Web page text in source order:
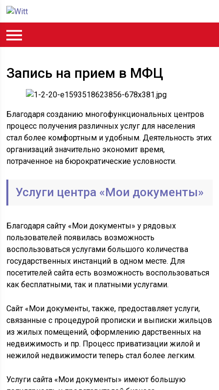
Запись на прием в МФЦ
Благодаря созданию многофункциональных центров
процесс получения различных услуг для населения
стал более комфортным и удобным. Деятельность этих
организаций значительно экономит время,
потраченное на бюрократические условности.
Услуги центра «Мои документы»
Благодаря сайту «Мои документы» у рядовых
пользователей появилась возможность
воспользоваться услугами большого количества
государственных инстанций в одном месте. Для
посетителей сайта есть возможность воспользоваться
как бесплатными, так и платными услугами.
Сайт «Мои документы, также, предоставляет услуги,
связанные с процедурой прописки и выписки жильцов
из жилых помещений, оформлению дарственных на
недвижимость и пр. Процесс приватизации жилой и
нежилой недвижимости теперь стал более легким.
Услуги сайта «Мои документы» имеют большую